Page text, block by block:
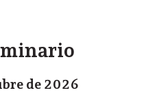
de 2026